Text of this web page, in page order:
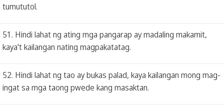
tumututol.
51. Hindi lahat ng ating mga pangarap ay madaling makamit,
kaya't kailangan nating magpakatatag.
52. Hindi lahat ng tao ay bukas palad, kaya kailangan mong mag-
ingat sa mga taong pwede kang masaktan.